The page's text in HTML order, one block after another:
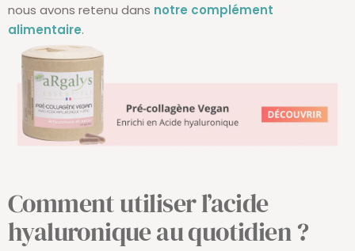
nous avons retenu dans notre complément
alimentaire.
Comment utiliser l’acide
hyaluronique au quotidien ?